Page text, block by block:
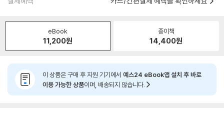
eBook
11,200원
종이책
14,400원
이 상품은 구매 후 지원 기기에서 예스24 eBook앱 설치 후 바로
이용 가능한 상품이며, 배송되지 않습니다.